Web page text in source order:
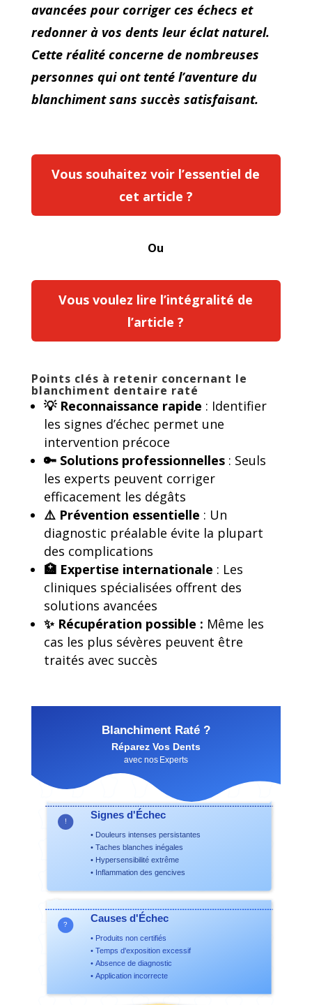
avancées pour corriger ces échecs et
redonner à vos dents leur éclat naturel.
Cette réalité concerne de nombreuses
personnes qui ont tenté l’aventure du
blanchiment sans succès satisfaisant.
Vous souhaitez voir l’essentiel de
cet article ?
Ou
Vous voulez lire l’intégralité de
l’article ?
Points clés à retenir concernant le
blanchiment dentaire raté
💡 Reconnaissance rapide : Identifier
les signes d’échec permet une
intervention précoce
🔑 Solutions professionnelles: Seuls
les experts peuvent corriger
efficacement les dégâts
⚠️ Prévention essentielle : Un
diagnostic préalable évite la plupart
des complications
🏥 Expertise internationale : Les
cliniques spécialisées offrent des
solutions avancées
✨ Récupération possible : Même les
cas les plus sévères peuvent être
traités avec succès
Blanchiment Raté ?
Réparez Vos Dents
avec nos Experts
!
Signes d'Échec
• Douleurs intenses persistantes
• Taches blanches inégales
• Hypersensibilité extrême
• Inflammation des gencives
?
Causes d'Échec
• Produits non certifiés
• Temps d'exposition excessif
• Absence de diagnostic
• Application incorrecte